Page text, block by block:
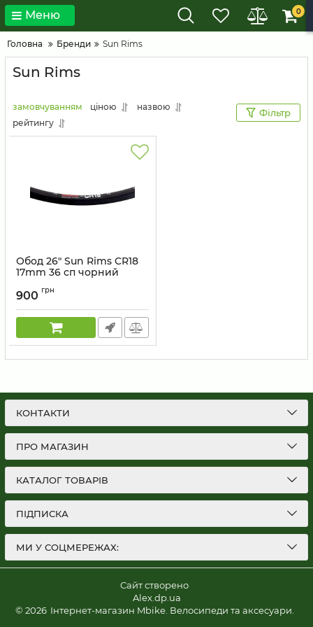
Меню 0
Головна Бренди Sun Rims
Sun Rims
замовчуванням ціною
назвою
рейтингу
Фільтр
Обод 26" Sun Rims CR18
17mm 36 сп чорний
900 грн
КОНТАКТИ
ПРО МАГАЗИН
КАТАЛОГ ТОВАРІВ
ПІДПИСКА
МИ У СОЦМЕРЕЖАХ:
Сайт створено
Alex.dp.ua
© 2026 Інтернет-магазин Mbike. Велосипеди та аксесуари.